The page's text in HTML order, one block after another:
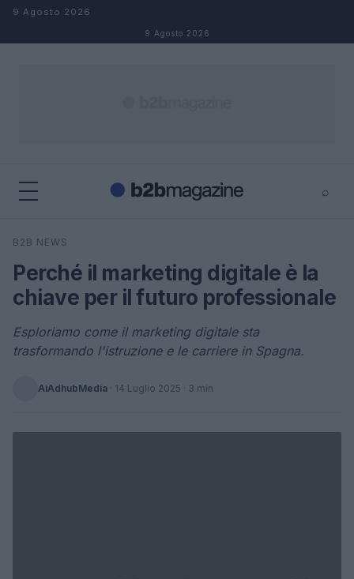
Salta al contenuto
9 Agosto 2026
9 Agosto 2026
⌕
Cerca
B2B NEWS
Perché il marketing digitale è la
chiave per il futuro professionale
Esploriamo come il marketing digitale sta
trasformando l'istruzione e le carriere in Spagna.
AiAdhubMedia · 14 Luglio 2025 · 3 min